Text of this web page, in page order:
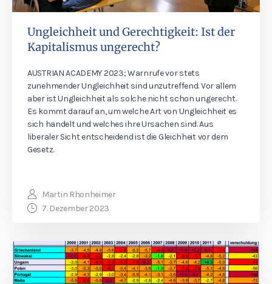
Ungleichheit und Gerechtigkeit: Ist der
Kapitalismus ungerecht?
AUSTRIAN ACADEMY 2023; Warnrufe vor stets
zunehmender Ungleichheit sind unzutreffend. Vor allem
aber ist Ungleichheit als solche nicht schon ungerecht.
Es kommt darauf an, um welche Art von Ungleichheit es
sich handelt und welches ihre Ursachen sind. Aus
liberaler Sicht entscheidend ist die Gleichheit vor dem
Gesetz.
Martin Rhonheimer
7. Dezember 2023